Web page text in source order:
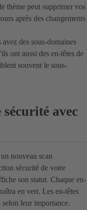
thème peut supprimer vos
après des changements
avez des sous-domaines
ont aussi des en-têtes de
souvent le sous-
avec
nouveau scan
sécurité de votre
son statut. Chaque en-
en vert. Les en-têtes
selon leur importance.